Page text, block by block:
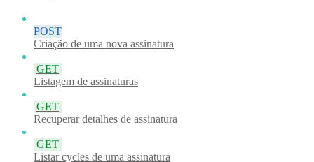
POST
Criação de uma nova assinatura
GET
Listagem de assinaturas
GET
Recuperar detalhes de assinatura
GET
Listar cycles de uma assinatura